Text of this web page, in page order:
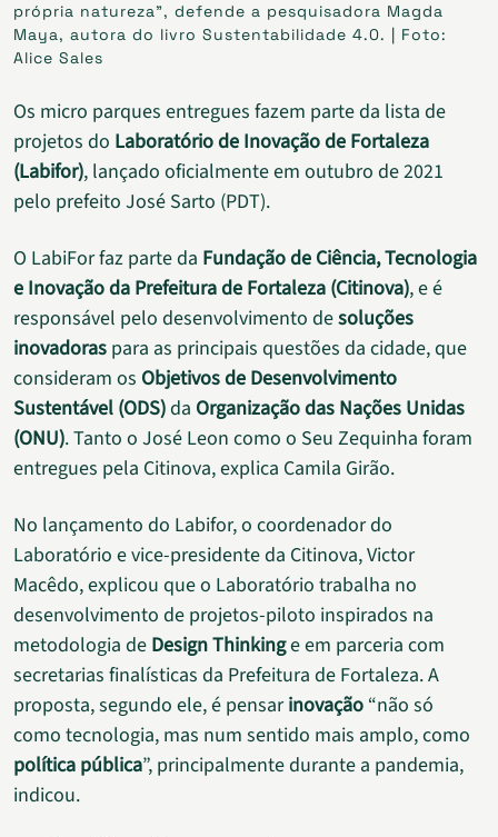
própria natureza”, defende a pesquisadora Magda
Maya, autora do livro Sustentabilidade 4.0. | Foto:
Alice Sales
Os micro parques entregues fazem parte da lista de
projetos do Laboratório de Inovação de Fortaleza
(Labifor), lançado oficialmente em outubro de 2021
pelo prefeito José Sarto (PDT).
O LabiFor faz parte da Fundação de Ciência, Tecnologia
e Inovação da Prefeitura de Fortaleza (Citinova), e é
responsável pelo desenvolvimento desoluções
inovadoras para as principais questões da cidade, que
consideram os Objetivos de Desenvolvimento
Sustentável (ODS)da Organização das Nações Unidas
(ONU). Tanto o José Leon como o Seu Zequinha foram
entregues pela Citinova, explica Camila Girão.
No lançamento do Labifor, o coordenador do
Laboratório e vice-presidente da Citinova, Victor
Macêdo, explicou que o Laboratório trabalha no
desenvolvimento de projetos-piloto inspirados na
metodologia de Design Thinkinge em parceria com
secretarias finalísticas da Prefeitura de Fortaleza. A
proposta, segundo ele, é pensarinovação “não só
como tecnologia, mas num sentido mais amplo, como
política pública”, principalmente durante a pandemia,
indicou.